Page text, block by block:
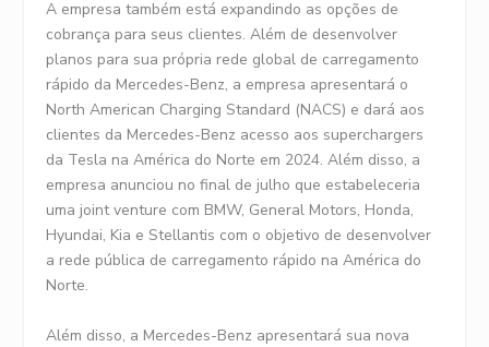
A empresa também está expandindo as opções de
cobrança para seus clientes. Além de desenvolver
planos para sua própria rede global de carregamento
rápido da Mercedes-Benz, a empresa apresentará o
North American Charging Standard (NACS) e dará aos
clientes da Mercedes-Benz acesso aos superchargers
da Tesla na América do Norte em 2024. Além disso, a
empresa anunciou no final de julho que estabeleceria
uma joint venture com BMW, General Motors, Honda,
Hyundai, Kia e Stellantis com o objetivo de desenvolver
a rede pública de carregamento rápido na América do
Norte.
Além disso, a Mercedes-Benz apresentará sua nova